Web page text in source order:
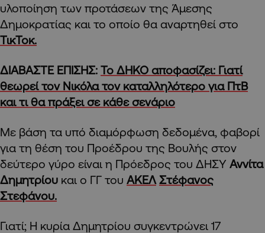
υλοποίηση των προτάσεων της Άμεσης
Δημοκρατίας και το οποίο θα αναρτηθεί στο
ΤικΤοκ.
ΔΙΑΒΑΣΤΕ ΕΠΙΣΗΣ: Το ΔΗΚΟ αποφασίζει: Γιατί
θεωρεί τον Νικόλα τον καταλληλότερο για ΠτΒ
και τι θα πράξει σε κάθε σενάριο
Με βάση τα υπό διαμόρφωση δεδομένα, φαβορί
για τη θέση του Προέδρου της Βουλής στον
δεύτερο γύρο είναι η Πρόεδρος του ΔΗΣΥ Αννίτα
Δημητρίου και ο ΓΓ του ΑΚΕΛ Στέφανος
Στεφάνου.
Γιατί; Η κυρία Δημητρίου συγκεντρώνει 17